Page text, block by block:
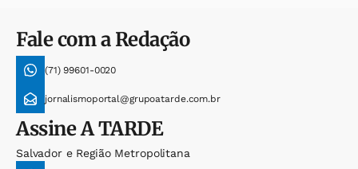
Fale com a Redação
(71) 99601-0020
jornalismoportal@grupoatarde.com.br
AssineA TARDE
Salvador e Região Metropolitana